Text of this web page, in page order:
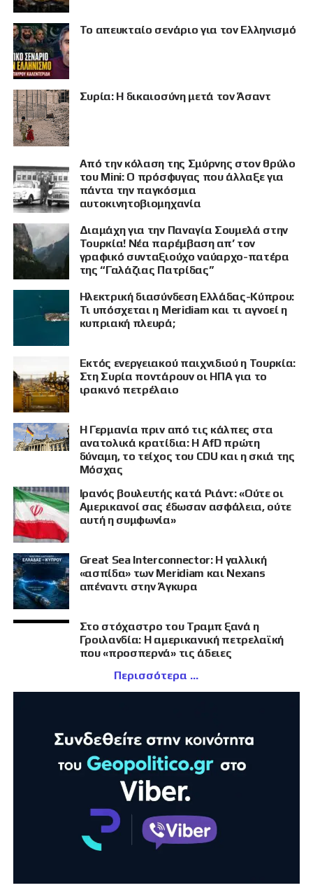
Το απευκταίο σενάριο για τον Ελληνισμό
Συρία: Η δικαιοσύνη μετά τον Άσαντ
Από την κόλαση της Σμύρνης στον θρύλο
του Mini: Ο πρόσφυγας που άλλαξε για
πάντα την παγκόσμια
αυτοκινητοβιομηχανία
Διαμάχη για την Παναγία Σουμελά στην
Τουρκία! Νέα παρέμβαση απ’ τον
γραφικό συνταξιούχο ναύαρχο-πατέρα
της “Γαλάζιας Πατρίδας”
Ηλεκτρική διασύνδεση Ελλάδας-Κύπρου:
Τι υπόσχεται η Meridiam και τι αγνοεί η
κυπριακή πλευρά;
Εκτός ενεργειακού παιχνιδιού η Τουρκία:
Στη Συρία ποντάρουν οι ΗΠΑ για το
ιρακινό πετρέλαιο
Η Γερμανία πριν από τις κάλπες στα
ανατολικά κρατίδια: Η AfD πρώτη
δύναμη, το τείχος του CDU και η σκιά της
Μόσχας
Ιρανός βουλευτής κατά Ριάντ: «Ούτε οι
Αμερικανοί σας έδωσαν ασφάλεια, ούτε
αυτή η συμφωνία»
Great Sea Interconnector: Η γαλλική
«ασπίδα» των Meridiam και Nexans
απέναντι στην Άγκυρα
Στο στόχαστρο του Τραμπ ξανά η
Γροιλανδία: Η αμερικανική πετρελαϊκή
που «προσπερνά» τις άδειες
Περισσότερα